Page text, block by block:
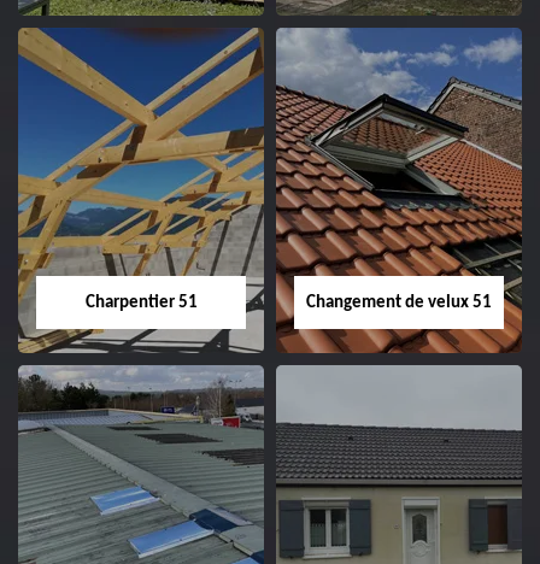
Entreprise de
couverture 51
Démoussage de
toiture 51
Charpentier 51
Charpentier 51
Changement de velux 51
Changement de
velux 51